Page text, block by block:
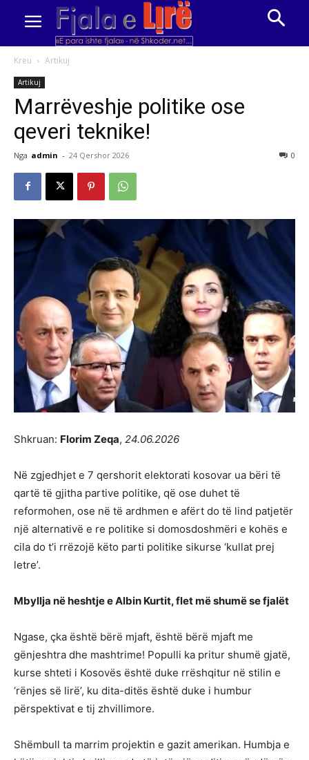
Kreu Artikuj
Artikuj
Marrëveshje politike ose
qeveri teknike!
Nga admin - 24 Qershor 2026 0
Shkruan: Florim Zeqa, 24.06.2026
Në zgjedhjet e 7 qershorit elektorati kosovar ua bëri të
qartë të gjitha partive politike, që ose duhet të
reformohen, ose në të ardhmen e afërt do të lind patjetër
një alternativë e re politike si domosdoshmëri e kohës e
cila do t’i rrëzojë këto parti politike sikurse ‘kullat prej
letre’.
Mbyllja në heshtje e Albin Kurtit, flet më shumë se fjalët
Ngase, çka është bërë mjaft, është bërë mjaft me
gënjeshtra dhe mashtrime! Populli ka pritur shumë gjatë,
kurse shteti i Kosovës është duke rrëshqitur në stilin e
‘rënjes së lirë’, ku dita-ditës është duke i humbur
përspektivat e tij zhvillimore.
Shëmbull ta marrim projektin e gazit amerikan. Humbja e